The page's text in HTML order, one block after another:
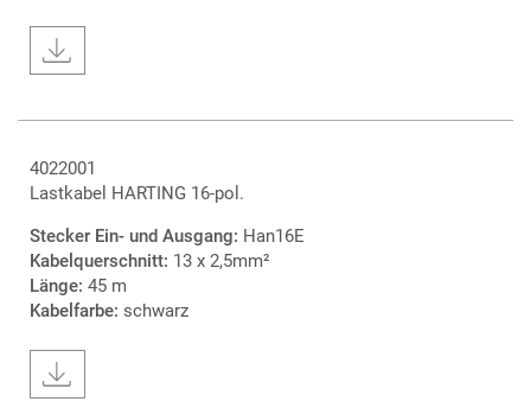
4022001
Lastkabel HARTING 16-pol.
Stecker Ein- und Ausgang: Han16E
Kabelquerschnitt: 13 x 2,5mm²
Länge: 45 m
Kabelfarbe: schwarz